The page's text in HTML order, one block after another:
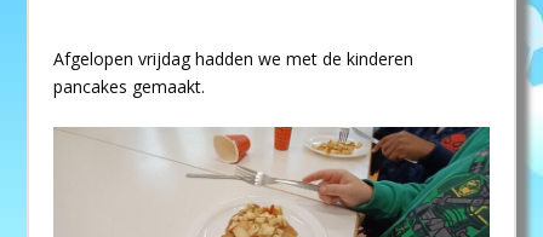
Afgelopen vrijdag hadden we met de kinderen
pancakes gemaakt.